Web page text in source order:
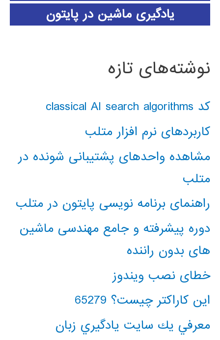
یادگیری ماشین در پایتون
نوشته‌های تازه
کد classical AI search algorithms
کاربردهای نرم افزار متلب
مشاهده واحدهای پشتیبانی شونده در
متلب
راهنمای برنامه نویسی پایتون در متلب
دوره پیشرفته و جامع مهندسی ماشین
های بدون راننده
خطای نصب ویندوز
این کاراکتر چیست؟ 65279
معرفي يك سايت يادگيري زبان